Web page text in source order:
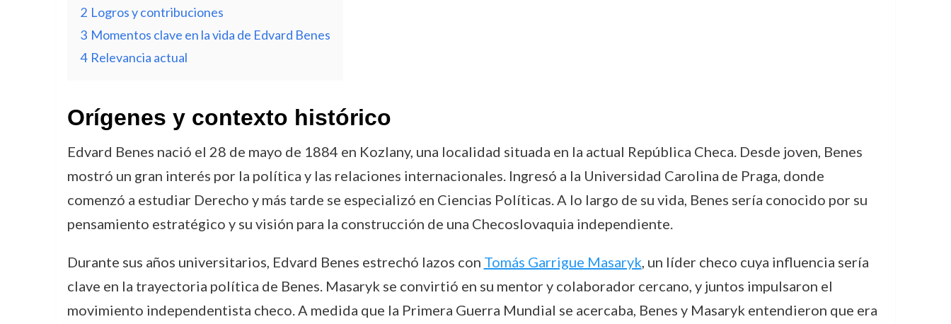
2 Logros y contribuciones
3 Momentos clave en la vida de Edvard Benes
4 Relevancia actual
Orígenes y contexto histórico
Edvard Benes nació el 28 de mayo de 1884 en Kozlany, una localidad situada en la actual República Checa. Desde joven, Benes
mostró un gran interés por la política y las relaciones internacionales. Ingresó a la Universidad Carolina de Praga, donde
comenzó a estudiar Derecho y más tarde se especializó en Ciencias Políticas. A lo largo de su vida, Benes sería conocido por su
pensamiento estratégico y su visión para la construcción de una Checoslovaquia independiente.
Durante sus años universitarios, Edvard Benes estrechó lazos con Tomás Garrigue Masaryk, un líder checo cuya influencia sería
clave en la trayectoria política de Benes. Masaryk se convirtió en su mentor y colaborador cercano, y juntos impulsaron el
movimiento independentista checo. A medida que la Primera Guerra Mundial se acercaba, Benes y Masaryk entendieron que era